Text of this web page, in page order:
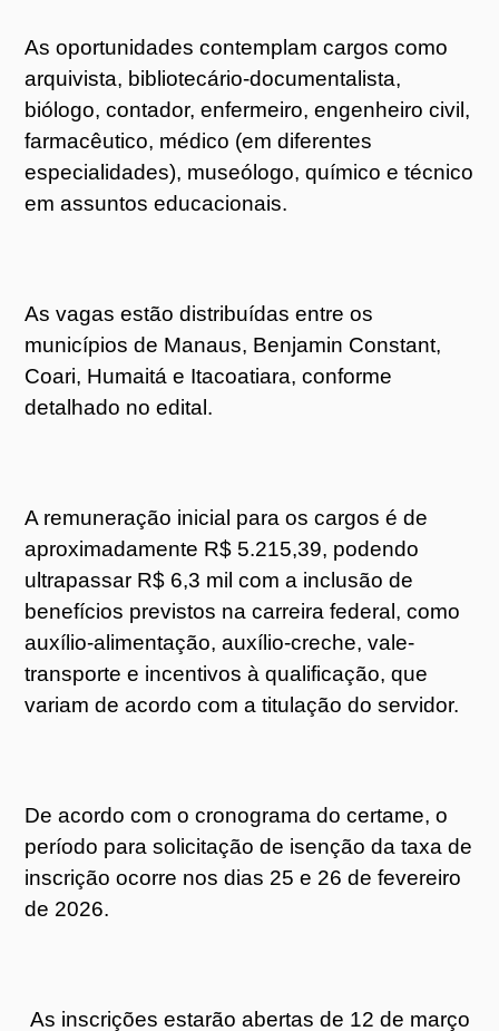
As oportunidades contemplam cargos como
arquivista, bibliotecário-documentalista,
biólogo, contador, enfermeiro, engenheiro civil,
farmacêutico, médico (em diferentes
especialidades), museólogo, químico e técnico
em assuntos educacionais.
As vagas estão distribuídas entre os
municípios de Manaus, Benjamin Constant,
Coari, Humaitá e Itacoatiara, conforme
detalhado no edital.
A remuneração inicial para os cargos é de
aproximadamente R$ 5.215,39, podendo
ultrapassar R$ 6,3 mil com a inclusão de
benefícios previstos na carreira federal, como
auxílio-alimentação, auxílio-creche, vale-
transporte e incentivos à qualificação, que
variam de acordo com a titulação do servidor.
De acordo com o cronograma do certame, o
período para solicitação de isenção da taxa de
inscrição ocorre nos dias 25 e 26 de fevereiro
de 2026.
As inscrições estarão abertas de 12 de março